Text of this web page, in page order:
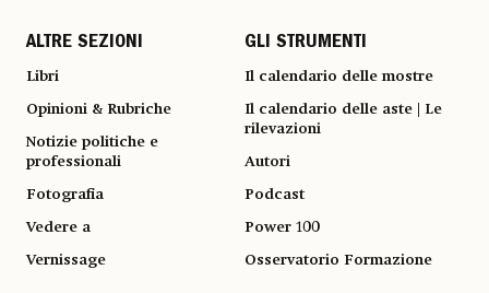
ALTRE SEZIONI
Libri
Opinioni & Rubriche
Notizie politiche e
professionali
Fotografia
Vedere a
Vernissage
GLI STRUMENTI
Il calendario delle mostre
Il calendario delle aste | Le
rilevazioni
Autori
Podcast
Power 100
Osservatorio Formazione